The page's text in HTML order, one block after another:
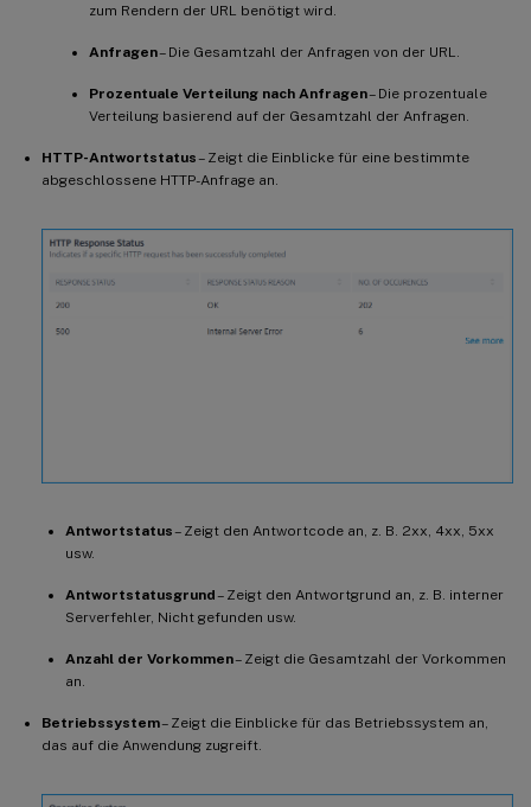
zum Rendern der URL benötigt wird.
Anfragen– Die Gesamtzahl der Anfragen von der URL.
Prozentuale Verteilung nach Anfragen– Die prozentuale
Verteilung basierend auf der Gesamtzahl der Anfragen.
HTTP-Antwortstatus– Zeigt die Einblicke für eine bestimmte
abgeschlossene HTTP-Anfrage an.
Antwortstatus– Zeigt den Antwortcode an, z. B. 2xx, 4xx, 5xx
usw.
Antwortstatusgrund– Zeigt den Antwortgrund an, z. B. interner
Serverfehler, Nicht gefunden usw.
Anzahl der Vorkommen– Zeigt die Gesamtzahl der Vorkommen
an.
Betriebssystem– Zeigt die Einblicke für das Betriebssystem an,
das auf die Anwendung zugreift.